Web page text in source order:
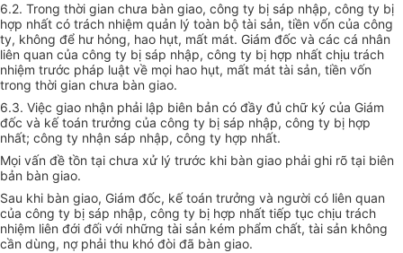
6.2. Trong thời gian chưa bàn giao, công ty bị sáp nhập, công ty bị
hợp nhất có trách nhiệm quản lý toàn bộ tài sản, tiền vốn của công
ty, không để hư hỏng, hao hụt, mất mát. Giám đốc và các cá nhân
liên quan của công ty bị sáp nhập, công ty bị hợp nhất chịu trách
nhiệm trước pháp luật về mọi hao hụt, mất mát tài sản, tiền vốn
trong thời gian chưa bàn giao.
6.3. Việc giao nhận phải lập biên bản có đầy đủ chữ ký của Giám
đốc và kế toán trưởng của công ty bị sáp nhập, công ty bị hợp
nhất; công ty nhận sáp nhập, công ty hợp nhất.
Mọi vấn đề tồn tại chưa xử lý trước khi bàn giao phải ghi rõ tại biên
bản bàn giao.
Sau khi bàn giao, Giám đốc, kế toán trưởng và người có liên quan
của công ty bị sáp nhập, công ty bị hợp nhất tiếp tục chịu trách
nhiệm liên đới đối với những tài sản kém phẩm chất, tài sản không
cần dùng, nợ phải thu khó đòi đã bàn giao.